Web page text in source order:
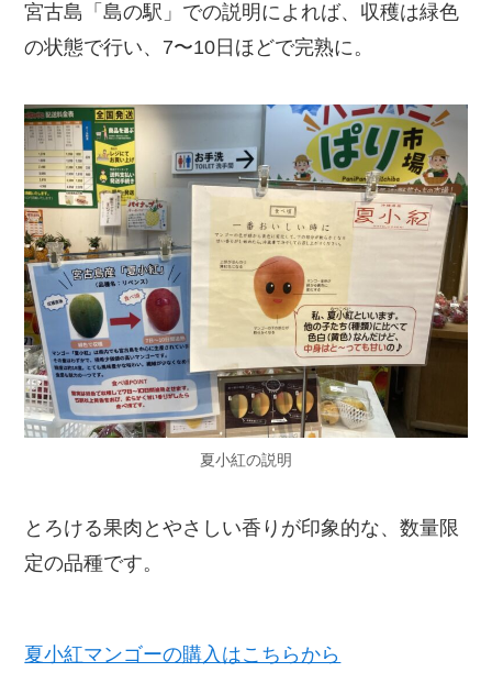
宮古島「島の駅」での説明によれば、収穫は緑色
の状態で行い、7〜10日ほどで完熟に。
夏小紅の説明
とろける果肉とやさしい香りが印象的な、数量限
定の品種です。
夏小紅マンゴーの購入はこちらから